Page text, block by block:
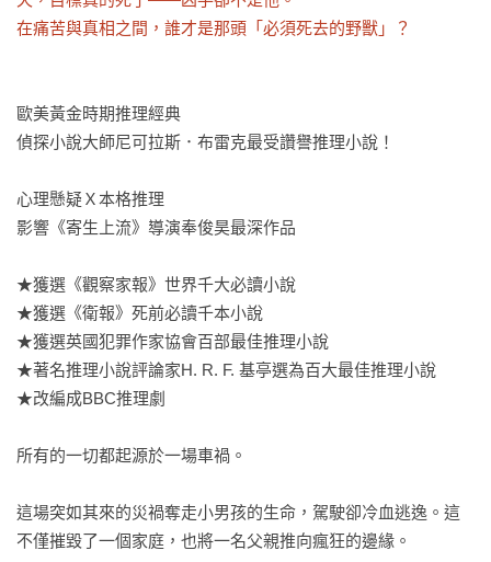
在痛苦與真相之間，誰才是那頭「必須死去的野獸」？
歐美黃金時期推理經典
偵探小說大師尼可拉斯．布雷克最受讚譽推理小說！
心理懸疑Ｘ本格推理
影響《寄生上流》導演奉俊昊最深作品
★獲選《觀察家報》世界千大必讀小說
★獲選《衛報》死前必讀千本小說
★獲選英國犯罪作家協會百部最佳推理小說
★著名推理小說評論家H. R. F. 基亭選為百大最佳推理小說
★改編成BBC推理劇
所有的一切都起源於一場車禍。
這場突如其來的災禍奪走小男孩的生命，駕駛卻冷血逃逸。這
不僅摧毀了一個家庭，也將一名父親推向瘋狂的邊緣。